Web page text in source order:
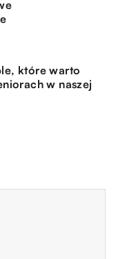
które warto
w naszej